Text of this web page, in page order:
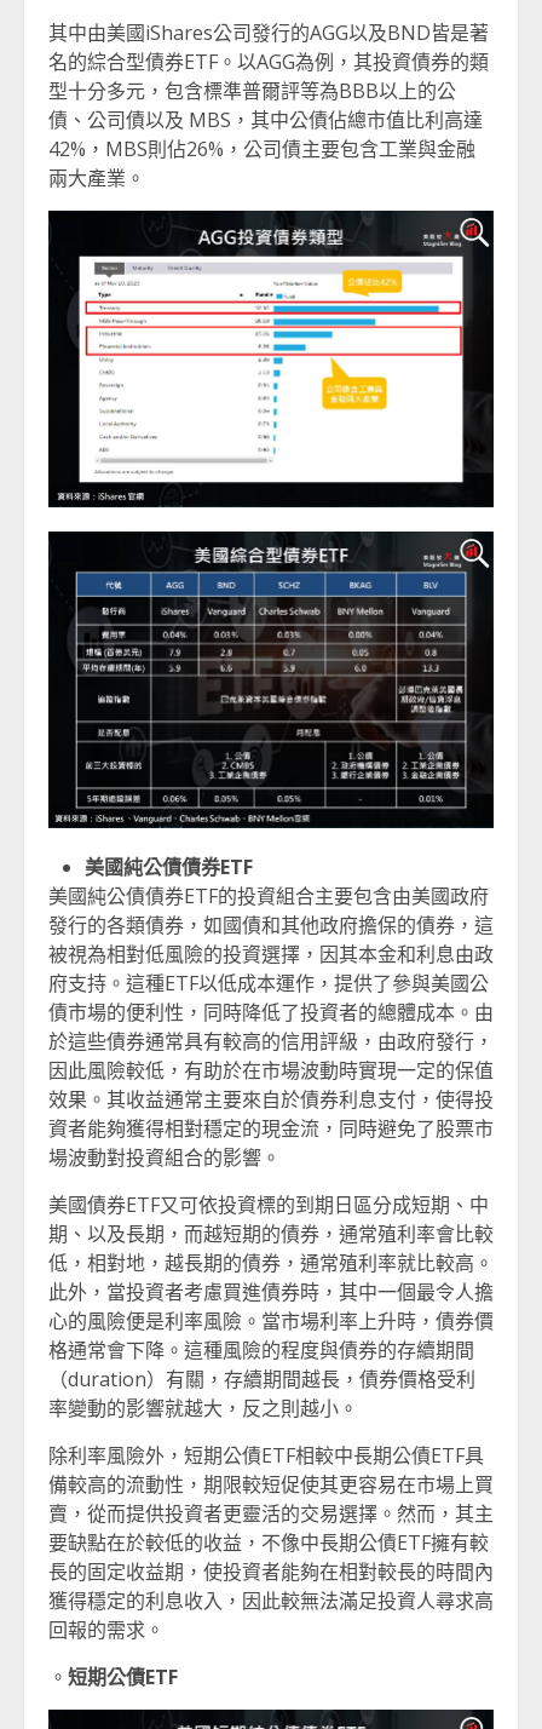
其中由美國iShares公司發行的AGG以及BND皆是著
名的綜合型債券ETF。以AGG為例，其投資債券的類
型十分多元，包含標準普爾評等為BBB以上的公
債、公司債以及 MBS，其中公債佔總市值比利高達
42%，MBS則佔26%，公司債主要包含工業與金融
兩大產業。
美國純公債債券ETF
美國純公債債券ETF的投資組合主要包含由美國政府
發行的各類債券，如國債和其他政府擔保的債券，這
被視為相對低風險的投資選擇，因其本金和利息由政
府支持。這種ETF以低成本運作，提供了參與美國公
債市場的便利性，同時降低了投資者的總體成本。由
於這些債券通常具有較高的信用評級，由政府發行，
因此風險較低，有助於在市場波動時實現一定的保值
效果。其收益通常主要來自於債券利息支付，使得投
資者能夠獲得相對穩定的現金流，同時避免了股票市
場波動對投資組合的影響。
美國債券ETF又可依投資標的到期日區分成短期、中
期、以及長期，而越短期的債券，通常殖利率會比較
低，相對地，越長期的債券，通常殖利率就比較高。
此外，當投資者考慮買進債券時，其中一個最令人擔
心的風險便是利率風險。當市場利率上升時，債券價
格通常會下降。這種風險的程度與債券的存續期間
（duration）有關，存續期間越長，債券價格受利
率變動的影響就越大，反之則越小。
除利率風險外，短期公債ETF相較中長期公債ETF具
備較高的流動性，期限較短促使其更容易在市場上買
賣，從而提供投資者更靈活的交易選擇。然而，其主
要缺點在於較低的收益，不像中長期公債ETF擁有較
長的固定收益期，使投資者能夠在相對較長的時間內
獲得穩定的利息收入，因此較無法滿足投資人尋求高
回報的需求。
。 短期公債ETF